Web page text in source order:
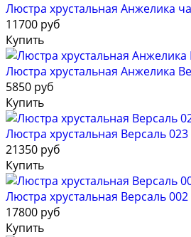
Люстра хрустальная Анжелика
11700 руб
Купить
Люстра хрустальная Анжелика
5850 руб
Купить
Люстра хрустальная Версаль
21350 руб
Купить
Люстра хрустальная Версаль
17800 руб
Купить